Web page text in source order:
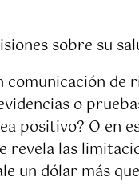
sobre su
de
o
positivo? O
revela las
un dólar más